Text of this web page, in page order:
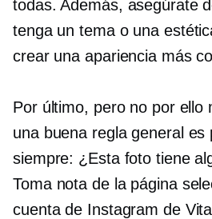
todas. Además, asegúrate
tenga un tema o una
crear una apariencia más
Por último, pero no por ello
una buena regla general es
siempre: ¿Esta foto tiene
Toma nota de la página
cuenta de Instagram de